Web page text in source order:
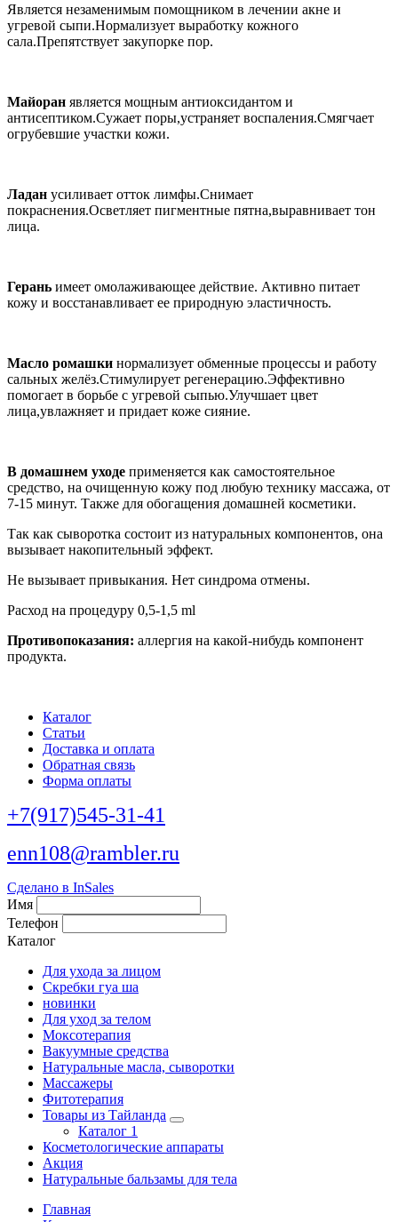
Является незаменимым помощником в лечении акне и
угревой сыпи.Нормализует выработку кожного
сала.Препятствует закупорке пор.
Майоран является мощным антиоксидантом и
антисептиком.Сужает поры,устраняет воспаления.Смягчает
огрубевшие участки кожи.
Ладан усиливает отток лимфы.Снимает
покраснения.Осветляет пигментные пятна,выравнивает тон
лица.
Герань имеет омолаживающее действие. Активно питает
кожу и восстанавливает ее природную эластичность.
Масло ромашки нормализует обменные процессы и работу
сальных желёз.Стимулирует регенерацию.Эффективно
помогает в борьбе с угревой сыпью.Улучшает цвет
лица,увлажняет и придает коже сияние.
В домашнем уходе применяется как самостоятельное
средство, на очищенную кожу под любую технику массажа, от
7-15 минут. Также для обогащения домашней косметики.
Так как сыворотка состоит из натуральных компонентов, она
вызывает накопительный эффект.
Не вызывает привыкания. Нет синдрома отмены.
Расход на процедуру 0,5-1,5 ml
Противопоказания: аллергия на какой-нибудь компонент
продукта.
Каталог
Статьи
Доставка и оплата
Обратная связь
Форма оплаты
+7(917)545-31-41
enn108@rambler.ru
Сделано в InSales
Имя
Телефон
Каталог
Для ухода за лицом
Скребки гуа ша
новинки
Для уход за телом
Моксотерапия
Вакуумные средства
Натуральные масла, сыворотки
Массажеры
Фитотерапия
Товары из Тайланда
Каталог 1
Косметологические аппараты
Акция
Натуральные бальзамы для тела
Главная